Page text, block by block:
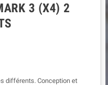
3 (X4) 2
différents. Conception et